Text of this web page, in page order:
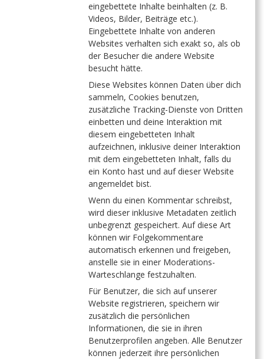
eingebettete Inhalte beinhalten (z. B.
Videos, Bilder, Beiträge etc.).
Eingebettete Inhalte von anderen
Websites verhalten sich exakt so, als ob
der Besucher die andere Website
besucht hätte.
Diese Websites können Daten über dich
sammeln, Cookies benutzen,
zusätzliche Tracking-Dienste von Dritten
einbetten und deine Interaktion mit
diesem eingebetteten Inhalt
aufzeichnen, inklusive deiner Interaktion
mit dem eingebetteten Inhalt, falls du
ein Konto hast und auf dieser Website
angemeldet bist.
Wenn du einen Kommentar schreibst,
wird dieser inklusive Metadaten zeitlich
unbegrenzt gespeichert. Auf diese Art
können wir Folgekommentare
automatisch erkennen und freigeben,
anstelle sie in einer Moderations-
Warteschlange festzuhalten.
Für Benutzer, die sich auf unserer
Website registrieren, speichern wir
zusätzlich die persönlichen
Informationen, die sie in ihren
Benutzerprofilen angeben. Alle Benutzer
können jederzeit ihre persönlichen